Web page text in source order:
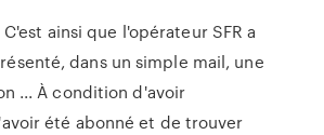
C'est ainsi que l'opérateur SFR a
dans un simple mail, une
... À condition d'avoir
été abonné et de trouver